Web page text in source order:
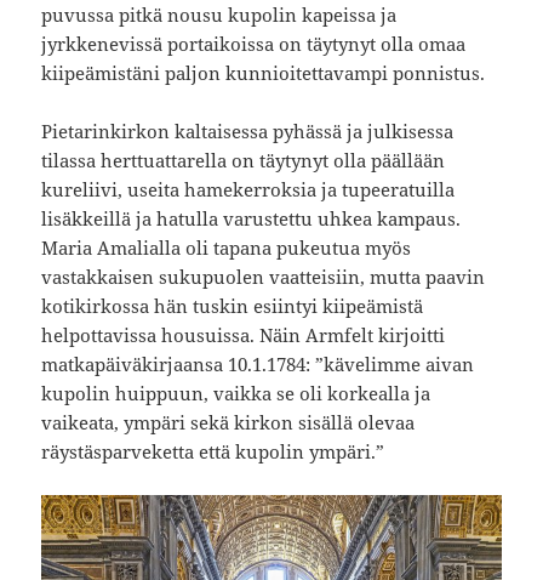
puvussa pitkä nousu kupolin kapeissa ja
jyrkkenevissä portaikoissa on täytynyt olla omaa
kiipeämistäni paljon kunnioitettavampi ponnistus.
Pietarinkirkon kaltaisessa pyhässä ja julkisessa
tilassa herttuattarella on täytynyt olla päällään
kureliivi, useita hamekerroksia ja tupeeratuilla
lisäkkeillä ja hatulla varustettu uhkea kampaus.
Maria Amalialla oli tapana pukeutua myös
vastakkaisen sukupuolen vaatteisiin, mutta paavin
kotikirkossa hän tuskin esiintyi kiipeämistä
helpottavissa housuissa. Näin Armfelt kirjoitti
matkapäiväkirjaansa 10.1.1784: ”kävelimme aivan
kupolin huippuun, vaikka se oli korkealla ja
vaikeata, ympäri sekä kirkon sisällä olevaa
räystäsparveketta että kupolin ympäri.”